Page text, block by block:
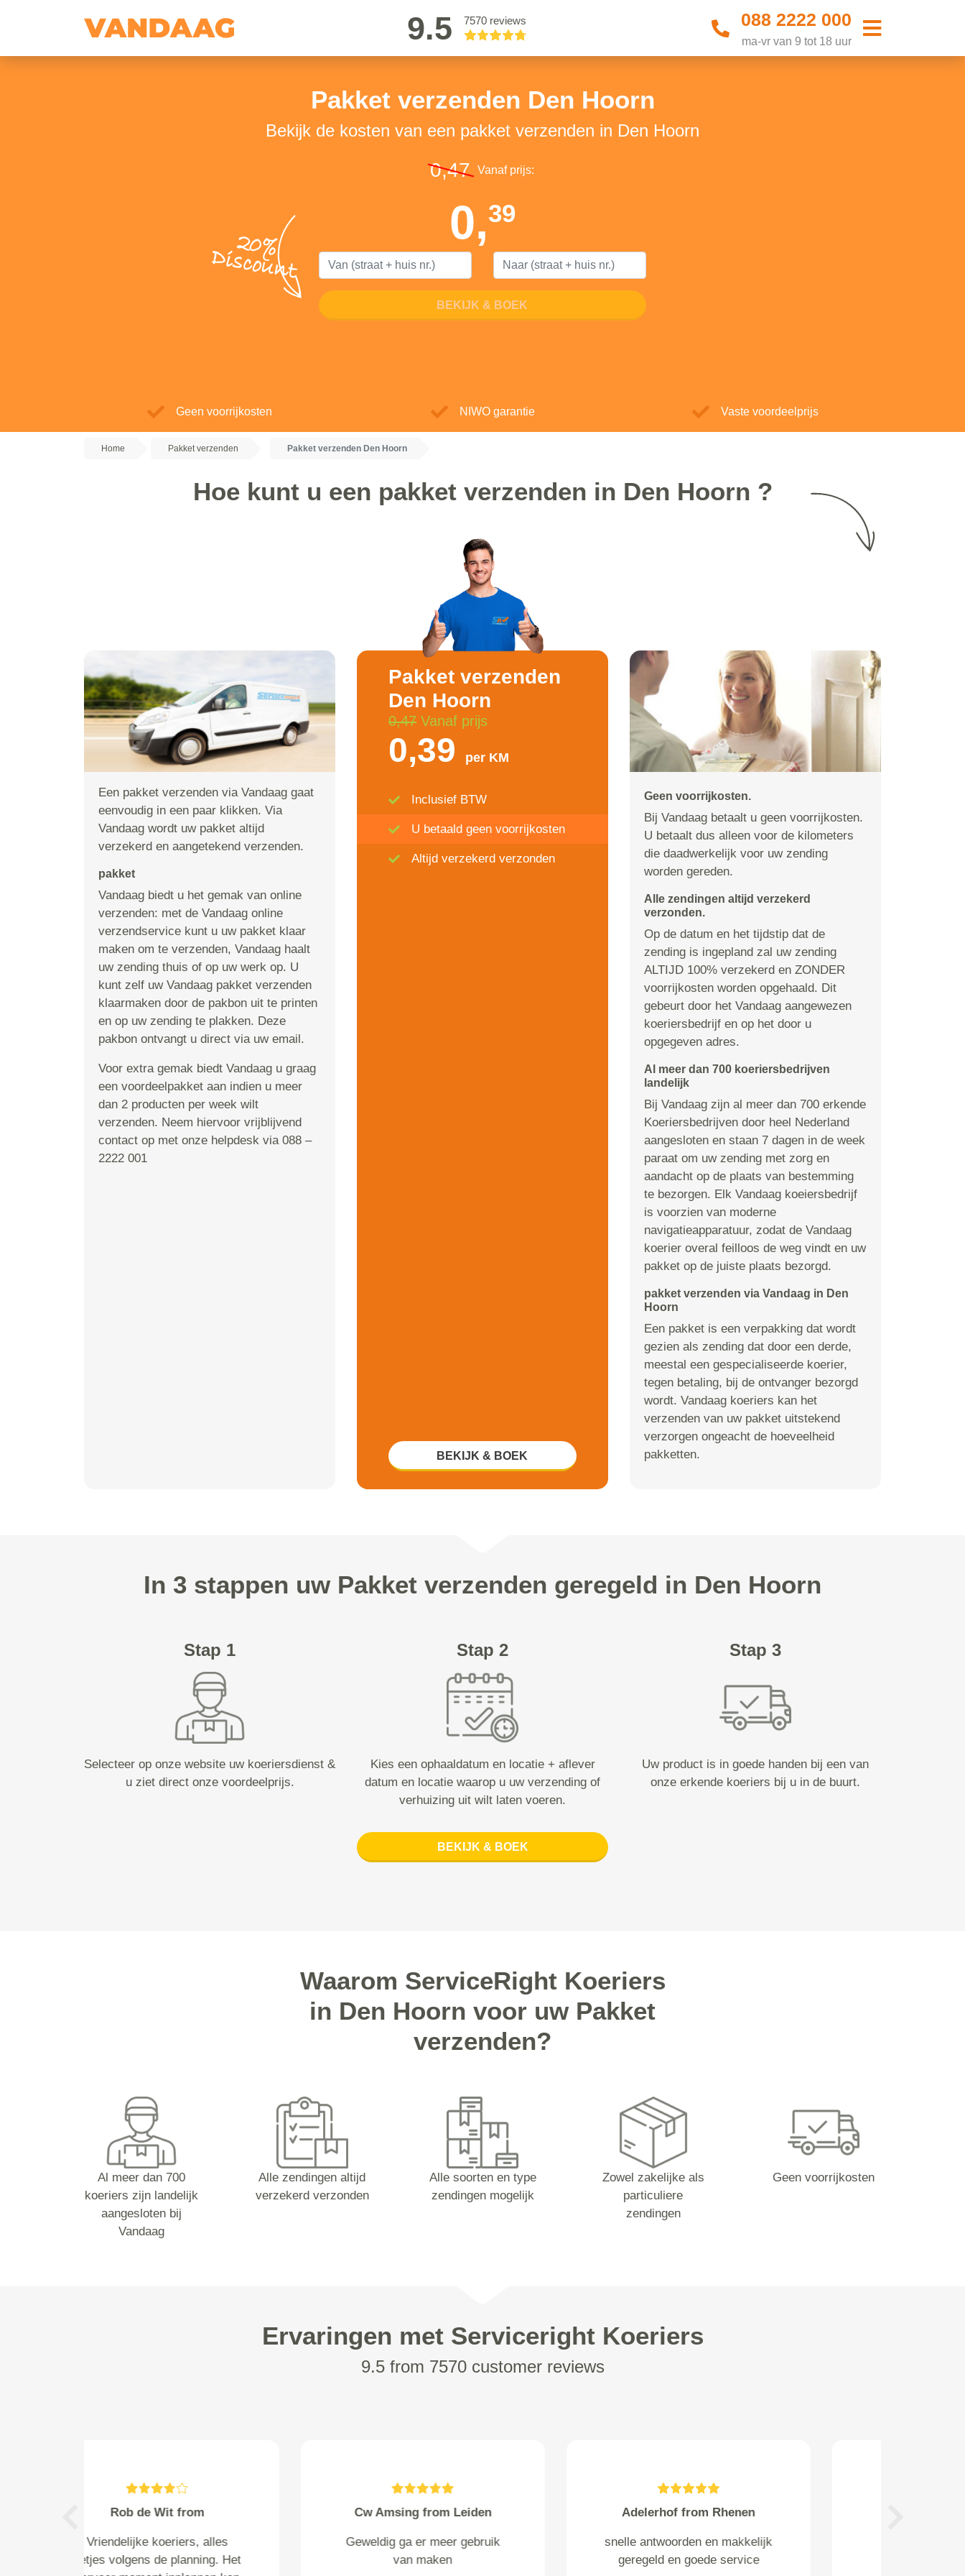
9.5 7570 reviews 088 2222 000
ma-vr van 9 tot 18 uur
Pakket verzenden Den Hoorn
Bekijk de kosten van een pakket verzenden in Den Hoorn
20%
Discount
0,47 Vanaf prijs:
0,39
BEKIJK & BOEK
Geen voorrijkosten NIWO garantie Vaste voordeelprijs
Home Pakket verzenden Pakket verzenden Den Hoorn
Hoe kunt u een pakket verzenden in Den Hoorn ?
Een pakket verzenden via Vandaag gaat
eenvoudig in een paar klikken. Via
Vandaag wordt uw pakket altijd
verzekerd en aangetekend verzenden.
pakket
Vandaag biedt u het gemak van online
verzenden: met de Vandaag online
verzendservice kunt u uw pakket klaar
maken om te verzenden, Vandaag haalt
uw zending thuis of op uw werk op. U
kunt zelf uw Vandaag pakket verzenden
klaarmaken door de pakbon uit te printen
en op uw zending te plakken. Deze
pakbon ontvangt u direct via uw email.
Voor extra gemak biedt Vandaag u graag
een voordeelpakket aan indien u meer
dan 2 producten per week wilt
verzenden. Neem hiervoor vrijblijvend
contact op met onze helpdesk via 088 –
2222 001
Pakket verzenden
Den Hoorn
0,47 Vanaf prijs
0,39 per KM
Inclusief BTW
U betaald geen voorrijkosten
Altijd verzekerd verzonden
BEKIJK & BOEK
Geen voorrijkosten.
Bij Vandaag betaalt u geen voorrijkosten.
U betaalt dus alleen voor de kilometers
die daadwerkelijk voor uw zending
worden gereden.
Alle zendingen altijd verzekerd
verzonden.
Op de datum en het tijdstip dat de
zending is ingepland zal uw zending
ALTIJD 100% verzekerd en ZONDER
voorrijkosten worden opgehaald. Dit
gebeurt door het Vandaag aangewezen
koeriersbedrijf en op het door u
opgegeven adres.
Al meer dan 700 koeriersbedrijven
landelijk
Bij Vandaag zijn al meer dan 700 erkende
Koeriersbedrijven door heel Nederland
aangesloten en staan 7 dagen in de week
paraat om uw zending met zorg en
aandacht op de plaats van bestemming
te bezorgen. Elk Vandaag koeiersbedrijf
is voorzien van moderne
navigatieapparatuur, zodat de Vandaag
koerier overal feilloos de weg vindt en uw
pakket op de juiste plaats bezorgd.
pakket verzenden via Vandaag in Den
Hoorn
Een pakket is een verpakking dat wordt
gezien als zending dat door een derde,
meestal een gespecialiseerde koerier,
tegen betaling, bij de ontvanger bezorgd
wordt. Vandaag koeriers kan het
verzenden van uw pakket uitstekend
verzorgen ongeacht de hoeveelheid
pakketten.
In 3 stappen uw Pakket verzenden geregeld in Den Hoorn
Stap 1
Selecteer op onze website uw koeriersdienst &
u ziet direct onze voordeelprijs.
Stap 2
Kies een ophaaldatum en locatie + aflever
datum en locatie waarop u uw verzending of
verhuizing uit wilt laten voeren.
Stap 3
Uw product is in goede handen bij een van
onze erkende koeriers bij u in de buurt.
BEKIJK & BOEK
Waarom ServiceRight Koeriers
in Den Hoorn voor uw Pakket
verzenden?
Al meer dan 700
koeriers zijn landelijk
aangesloten bij
Vandaag
Alle zendingen altijd
verzekerd verzonden
Alle soorten en type
zendingen mogelijk
Zowel zakelijke als
particuliere
zendingen
Geen voorrijkosten
Ervaringen met Serviceright Koeriers
9.5 from 7570 customer reviews
Adelerhof from Rhenen
snelle antwoorden en makkelijk
geregeld en goede service
Matyus from Maassluis
alles was top geregeld
Tomesen from Amsterdam
Uitgevoerd door Telcomacq.
Zeer correct en klantvriendelijk.